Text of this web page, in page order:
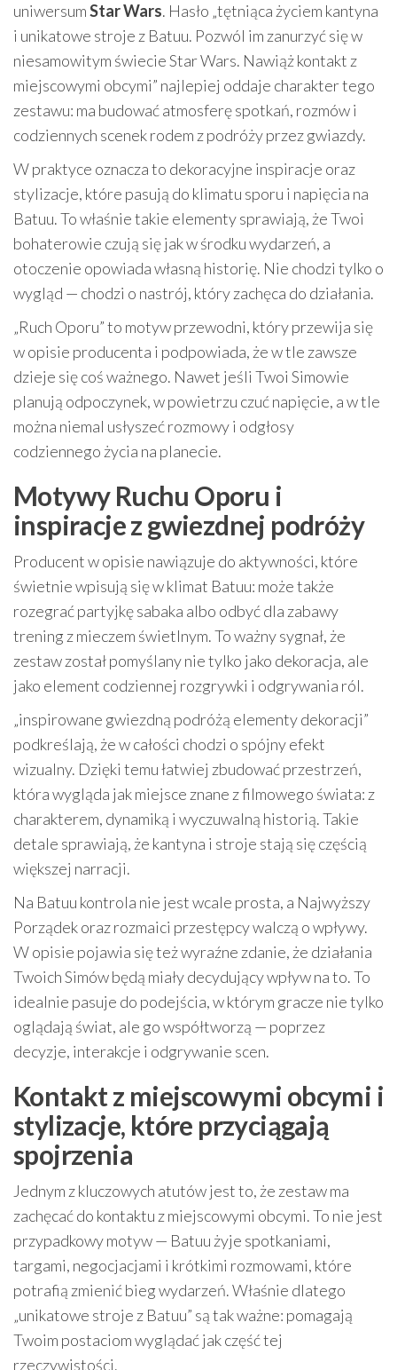
uniwersumStar Wars. Hasło „tętniąca życiem kantyna
i unikatowe stroje z Batuu. Pozwól im zanurzyć się w
niesamowitym świecie Star Wars. Nawiąż kontakt z
miejscowymi obcymi” najlepiej oddaje charakter tego
zestawu: ma budować atmosferę spotkań, rozmów i
codziennych scenek rodem z podróży przez gwiazdy.
W praktyce oznacza to dekoracyjne inspiracje oraz
stylizacje, które pasują do klimatu sporu i napięcia na
Batuu. To właśnie takie elementy sprawiają, że Twoi
bohaterowie czują się jak w środku wydarzeń, a
otoczenie opowiada własną historię. Nie chodzi tylko o
wygląd — chodzi o nastrój, który zachęca do działania.
„Ruch Oporu” to motyw przewodni, który przewija się
w opisie producenta i podpowiada, że w tle zawsze
dzieje się coś ważnego. Nawet jeśli Twoi Simowie
planują odpoczynek, w powietrzu czuć napięcie, a w tle
można niemal usłyszeć rozmowy i odgłosy
codziennego życia na planecie.
Motywy Ruchu Oporu i
inspiracje z gwiezdnej podróży
Producent w opisie nawiązuje do aktywności, które
świetnie wpisują się w klimat Batuu: może także
rozegrać partyjkę sabaka albo odbyć dla zabawy
trening z mieczem świetlnym. To ważny sygnał, że
zestaw został pomyślany nie tylko jako dekoracja, ale
jako element codziennej rozgrywki i odgrywania ról.
„inspirowane gwiezdną podróżą elementy dekoracji”
podkreślają, że w całości chodzi o spójny efekt
wizualny. Dzięki temu łatwiej zbudować przestrzeń,
która wygląda jak miejsce znane z filmowego świata: z
charakterem, dynamiką i wyczuwalną historią. Takie
detale sprawiają, że kantyna i stroje stają się częścią
większej narracji.
Na Batuu kontrola nie jest wcale prosta, a Najwyższy
Porządek oraz rozmaici przestępcy walczą o wpływy.
W opisie pojawia się też wyraźne zdanie, że działania
Twoich Simów będą miały decydujący wpływ na to. To
idealnie pasuje do podejścia, w którym gracze nie tylko
oglądają świat, ale go współtworzą — poprzez
decyzje, interakcje i odgrywanie scen.
Kontakt z miejscowymi obcymi i
stylizacje, które przyciągają
spojrzenia
Jednym z kluczowych atutów jest to, że zestaw ma
zachęcać do kontaktu z miejscowymi obcymi. To nie jest
przypadkowy motyw — Batuu żyje spotkaniami,
targami, negocjacjami i krótkimi rozmowami, które
potrafią zmienić bieg wydarzeń. Właśnie dlatego
„unikatowe stroje z Batuu” są tak ważne: pomagają
Twoim postaciom wyglądać jak część tej
rzeczywistości.